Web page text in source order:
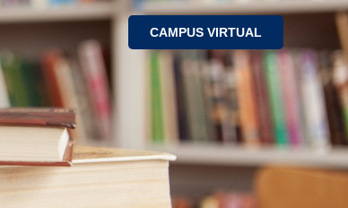
CAMPUS VIRTUAL